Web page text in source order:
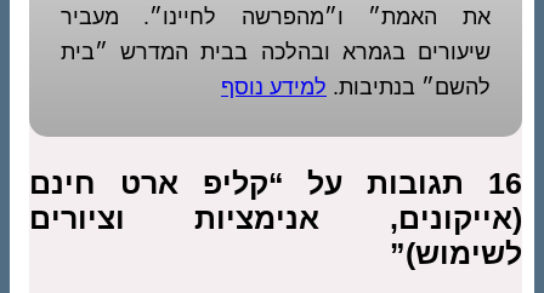
את האמת״ ו״מהפרשה לחיינו״. מעביר
שיעורים בגמרא ובהלכה בבית המדרש ״בית
להשם״ בנתיבות. למידע נוסף
16 תגובות על “קליפ ארט חינם
(אייקונים, אנימציות וציורים
לשימוש)”